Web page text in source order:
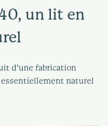
un lit en
d’une fabrication
naturel